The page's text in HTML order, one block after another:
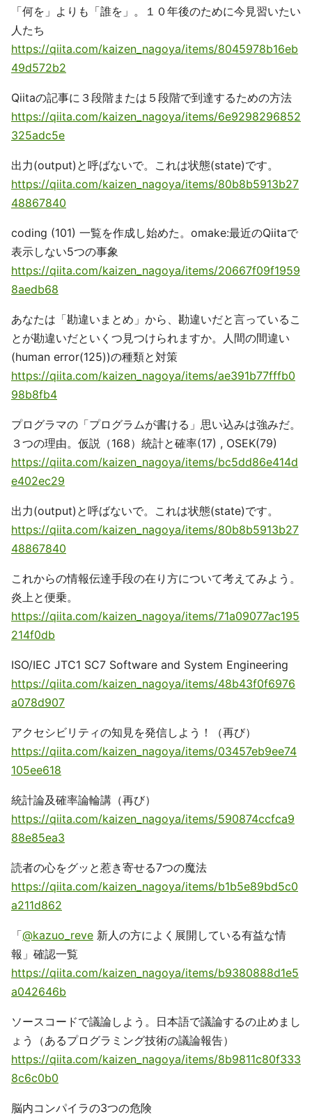
「何を」よりも「誰を」。１０年後のために今見習いたい
人たち
https://qiita.com/kaizen_nagoya/items/8045978b16eb
49d572b2
Qiitaの記事に３段階または５段階で到達するための方法
https://qiita.com/kaizen_nagoya/items/6e9298296852
325adc5e
出力(output)と呼ばないで。これは状態(state)です。
https://qiita.com/kaizen_nagoya/items/80b8b5913b27
48867840
coding (101) 一覧を作成し始めた。omake:最近のQiitaで
表示しない5つの事象
https://qiita.com/kaizen_nagoya/items/20667f09f1959
8aedb68
あなたは「勘違いまとめ」から、勘違いだと言っているこ
とが勘違いだといくつ見つけられますか。人間の間違い
(human error(125))の種類と対策
https://qiita.com/kaizen_nagoya/items/ae391b77fffb0
98b8fb4
プログラマの「プログラムが書ける」思い込みは強みだ。
３つの理由。仮説（168）統計と確率(17) , OSEK(79)
https://qiita.com/kaizen_nagoya/items/bc5dd86e414d
e402ec29
出力(output)と呼ばないで。これは状態(state)です。
https://qiita.com/kaizen_nagoya/items/80b8b5913b27
48867840
これからの情報伝達手段の在り方について考えてみよう。
炎上と便乗。
https://qiita.com/kaizen_nagoya/items/71a09077ac195
214f0db
ISO/IEC JTC1 SC7 Software and System Engineering
https://qiita.com/kaizen_nagoya/items/48b43f0f6976
a078d907
アクセシビリティの知見を発信しよう！（再び）
https://qiita.com/kaizen_nagoya/items/03457eb9ee74
105ee618
統計論及確率論輪講（再び）
https://qiita.com/kaizen_nagoya/items/590874ccfca9
88e85ea3
読者の心をグッと惹き寄せる7つの魔法
https://qiita.com/kaizen_nagoya/items/b1b5e89bd5c0
a211d862
「@kazuo_reve 新人の方によく展開している有益な情
報」確認一覧
https://qiita.com/kaizen_nagoya/items/b9380888d1e5
a042646b
ソースコードで議論しよう。日本語で議論するの止めまし
ょう（あるプログラミング技術の議論報告）
https://qiita.com/kaizen_nagoya/items/8b9811c80f333
8c6c0b0
脳内コンパイラの3つの危険